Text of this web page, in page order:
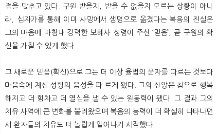
점을 맞추고 있다. 구원 받을지, 받을 수 없을지 모르는 상황이 아니
라, 십자가를 통해 이미 사망에서 생명으로 옮겼다는 복음의 진실은
그의 마음에 마침내 강력한 보혜사 성령이 주신 ‘믿음’, 곧 구원의 확
신을 가질 수 있게 했다.
그 새로운 믿음(확신)으로 그는 더 이상 율법의 문자를 따르는 것보다
마음속에 계신 성령의 음성을 따 르게 됐다. 그의 신앙은 참으로 행복
해지고 더 힘차고 더 열심을 낼 수 있는 원동력이 됐다. 그 결과 그의
치유 사역에 큰 변화를 불러왔으며 복음의 능력이 더 확실히 나타나면
서 환자들의 치유도 더 놀랍게 일어나기 시작했다.